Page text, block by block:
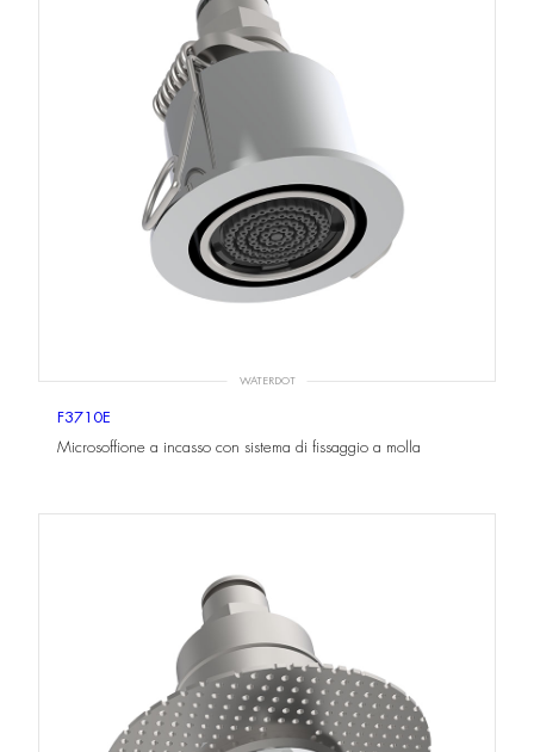
WATERDOT
F3710E
Microsoffione a incasso con sistema di fissaggio a molla